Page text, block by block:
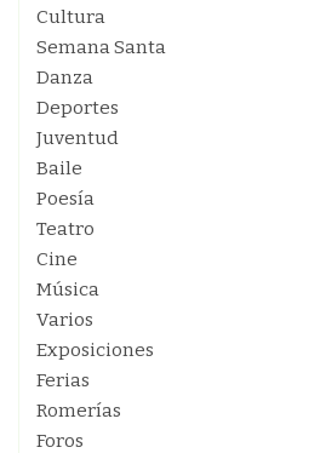
Cultura
Semana Santa
Danza
Deportes
Juventud
Baile
Poesía
Teatro
Cine
Música
Varios
Exposiciones
Ferias
Romerías
Foros